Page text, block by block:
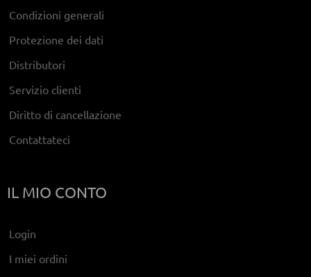
Condizioni generali
Protezione dei dati
Distributori
Servizio clienti
Diritto di cancellazione
Contattateci
IL MIO CONTO
Login
I miei ordini